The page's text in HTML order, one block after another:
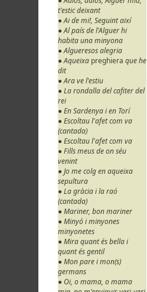
t'estic deixant
● Ai de mi!, Seguint així
● Al país de l'Alguer hi
habita una minyona
● Algueresos alegria
● Aqueixa preghiera que he
dit
● Ara ve l'estiu
● La rondalla del cafiter del
rei
● En Sardenya i en Torí
● Escoltau l'afet com va
(cantada)
● Escoltau l'afet com va
● Fills meus de on séu
venint
● Jo me colg en aqueixa
sepultura
● La gràcia i la raó
(cantada)
● Mariner, bon mariner
● Minyó i minyones
minyonetes
● Mira quant és bella i
quant és gentil
● Mon pare i mon(s)
germans
● Oi, o mama, o mama